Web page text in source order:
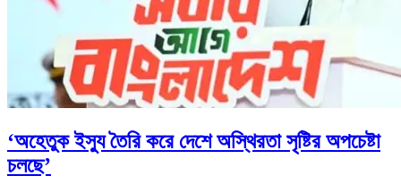
‘অহেতুক ইস্যু তৈরি করে দেশে অস্থিরতা সৃষ্টির অপচেষ্টা
চলছে’